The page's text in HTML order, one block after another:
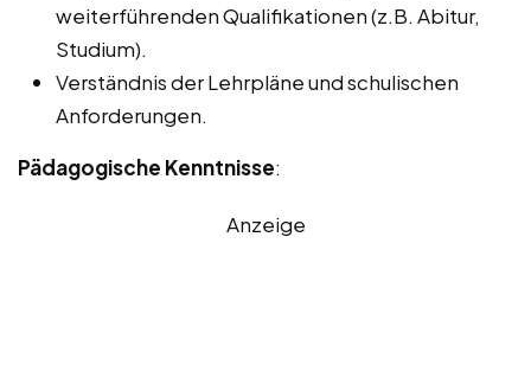
weiterführenden Qualifikationen (z.B. Abitur,
Studium).
Verständnis der Lehrpläne und schulischen
Anforderungen.
Pädagogische Kenntnisse:
Anzeige